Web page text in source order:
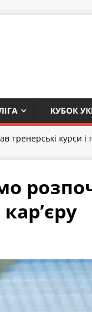
КУБОК
курси і